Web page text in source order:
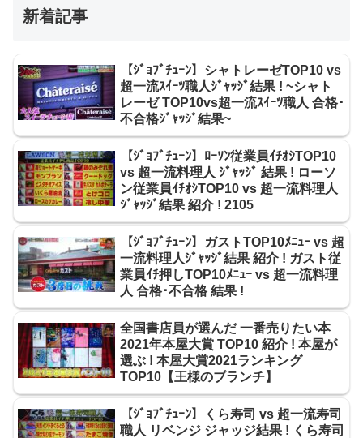
新着記事
【ｼﾞｮﾌﾞﾁｭｰﾝ】シャトレーゼTOP10 vs
超一流ｽｲｰﾂ職人ｼﾞｬｯｼﾞ結果 ! ~シャト
レーゼ TOP10vs超一流ｽｲｰﾂ職人 合格･
不合格ｼﾞｬｯｼﾞ結果~
【ｼﾞｮﾌﾞﾁｭｰﾝ】ﾛｰｿﾝ従業員ｲﾁｵｼTOP10
vs 超一流料理人 ｼﾞｬｯｼﾞ 結果 ! ローソ
ン従業員ｲﾁｵｼTOP10 vs 超一流料理人
ｼﾞｬｯｼﾞ結果 紹介 ! 2105
【ｼﾞｮﾌﾞﾁｭｰﾝ】ガストTOP10ﾒﾆｭｰ vs 超
一流料理人ｼﾞｬｯｼﾞ結果 紹介 ! ガスト従
業員ｲﾁ押しTOP10ﾒﾆｭｰ vs 超一流料理
人 合格･不合格 結果 !
全国書店員が選んだ 一番売りたい本
2021年本屋大賞 TOP10 紹介 ! 本屋が
選ぶ ! 本屋大賞2021ランキング
TOP10【王様のブランチ】
【ｼﾞｮﾌﾞﾁｭｰﾝ】くら寿司 vs 超一流寿司
職人 リベンジ ジャッジ結果 ! くら寿司